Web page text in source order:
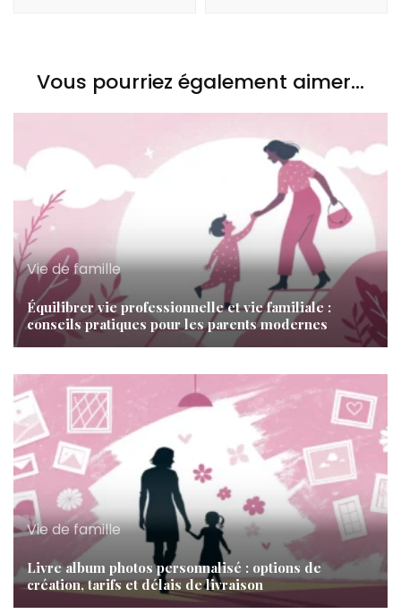
Vous pourriez également aimer...
Vie de famille
Équilibrer vie professionnelle et vie familiale :
conseils pratiques pour les parents modernes
Vie de famille
Livre album photos personnalisé : options de
création, tarifs et délais de livraison
Vie de famille